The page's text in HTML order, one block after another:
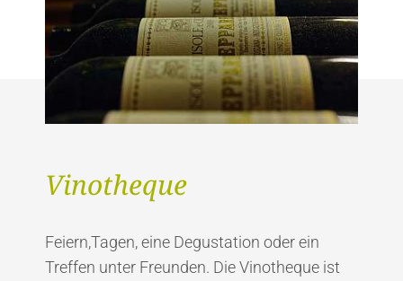
Vinotheque
Feiern,Tagen, eine Degustation oder ein
Treffen unter Freunden. Die Vinotheque ist